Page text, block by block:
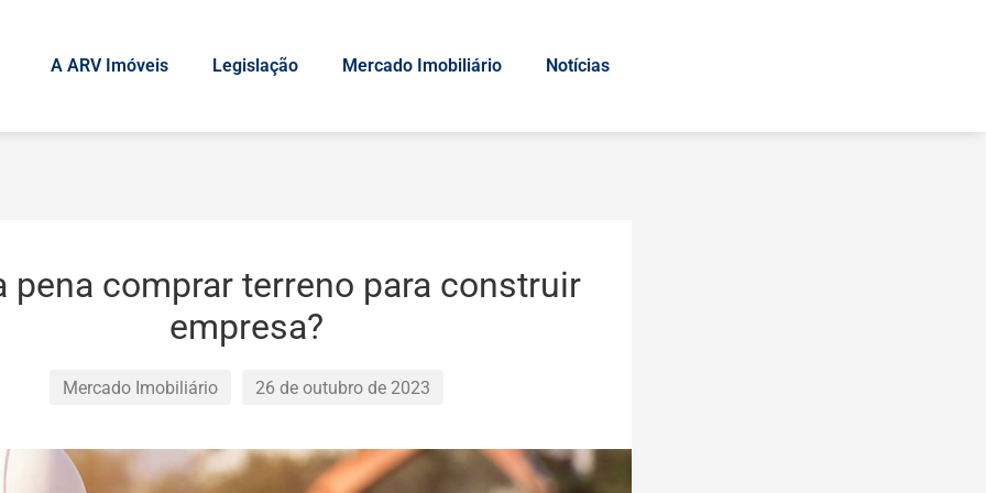
A ARV Imóveis Legislação Mercado Imobiliário Notícias
pena comprar terreno para construir
empresa?
Mercado Imobiliário 26 de outubro de 2023